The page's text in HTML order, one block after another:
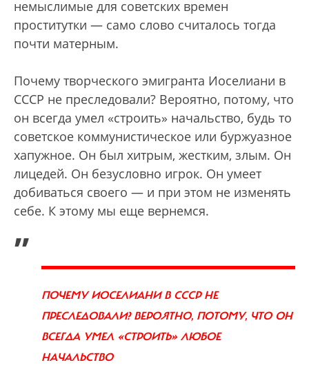
немыслимые для советских времен
проститутки — само слово считалось тогда
почти матерным.
Почему творческого эмигранта Иоселиани в
СССР не преследовали? Вероятно, потому, что
он всегда умел «строить» начальство, будь то
советское коммунистическое или буржуазное
хапужное. Он был хитрым, жестким, злым. Он
лицедей. Он безусловно игрок. Он умеет
добиваться своего — и при этом не изменять
себе. К этому мы еще вернемся.
„
ПОЧЕМУ ИОСЕЛИАНИ В СССР НЕ
ПРЕСЛЕДОВАЛИ? ВЕРОЯТНО, ПОТОМУ, ЧТО ОН
ВСЕГДА УМЕЛ «СТРОИТЬ» ЛЮБОЕ
НАЧАЛЬСТВО